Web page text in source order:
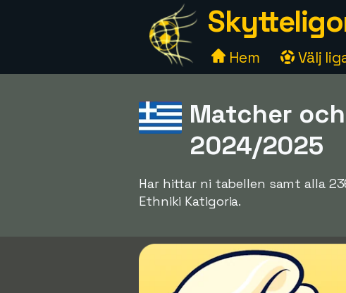
Hem Välj
Matcher
2024/2025
Har hittar ni tabellen samt alla
Ethniki Katigoria.